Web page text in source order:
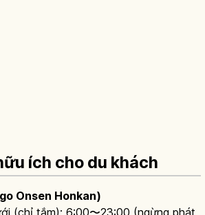
ích cho du khách
Onsen Honkan)